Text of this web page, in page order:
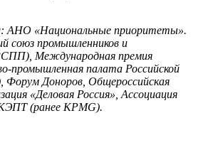
АНО «Национальные приоритеты».
союз промышленников и
Международная премия
палата Российской
Доноров, Общероссийская
«Деловая Россия», Ассоциация
(ранее KPMG).